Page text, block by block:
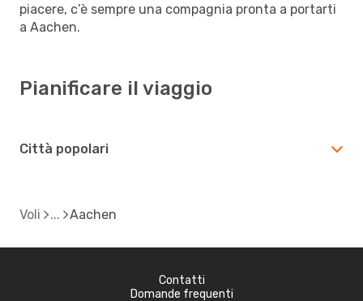
piacere, c’è sempre una compagnia pronta a portarti
a Aachen.
Pianificare il viaggio
Città popolari
Voli Aachen
Contatti
Domande frequenti